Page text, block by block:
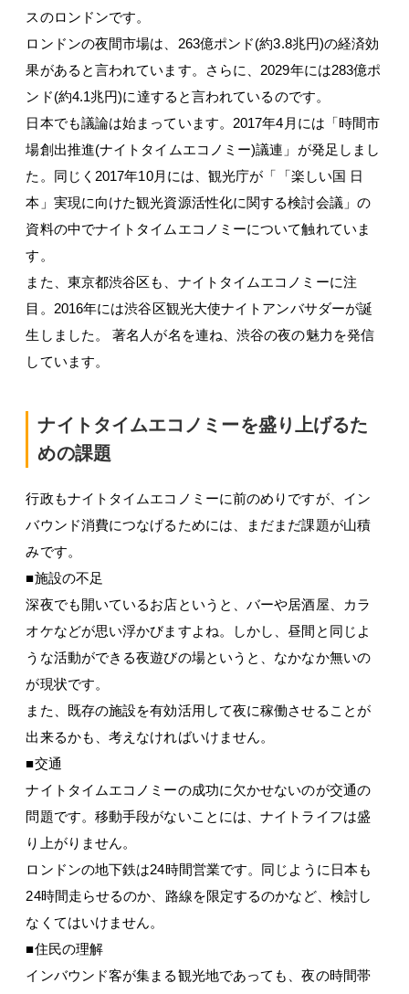
スのロンドンです。
ロンドンの夜間市場は、263億ポンド(約3.8兆円)の経済効
果があると言われています。さらに、2029年には283億ポ
ンド(約4.1兆円)に達すると言われているのです。
日本でも議論は始まっています。2017年4月には「時間市
場創出推進(ナイトタイムエコノミー)議連」が発足しまし
た。同じく2017年10月には、観光庁が「「楽しい国 日
本」実現に向けた観光資源活性化に関する検討会議」の
資料の中でナイトタイムエコノミーについて触れていま
す。
また、東京都渋谷区も、ナイトタイムエコノミーに注
目。2016年には渋谷区観光大使ナイトアンバサダーが誕
生しました。 著名人が名を連ね、渋谷の夜の魅力を発信
しています。
ナイトタイムエコノミーを盛り上げるた
めの課題
行政もナイトタイムエコノミーに前のめりですが、イン
バウンド消費につなげるためには、まだまだ課題が山積
みです。
■施設の不足
深夜でも開いているお店というと、バーや居酒屋、カラ
オケなどが思い浮かびますよね。しかし、昼間と同じよ
うな活動ができる夜遊びの場というと、なかなか無いの
が現状です。
また、既存の施設を有効活用して夜に稼働させることが
出来るかも、考えなければいけません。
■交通
ナイトタイムエコノミーの成功に欠かせないのが交通の
問題です。移動手段がないことには、ナイトライフは盛
り上がりません。
ロンドンの地下鉄は24時間営業です。同じように日本も
24時間走らせるのか、路線を限定するのかなど、検討し
なくてはいけません。
■住民の理解
インバウンド客が集まる観光地であっても、夜の時間帯